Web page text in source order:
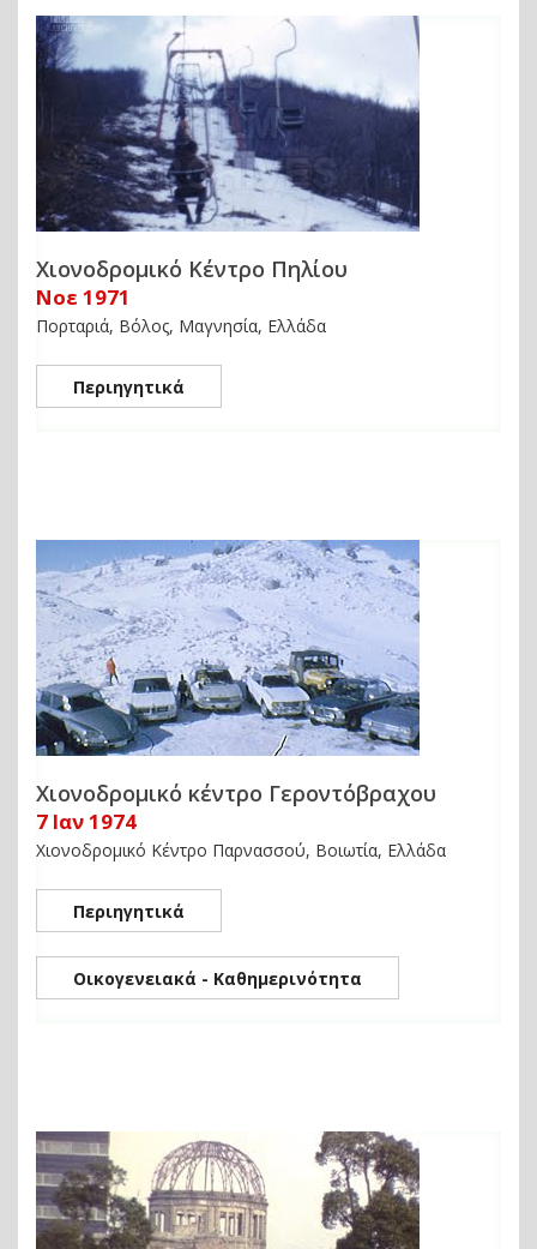
Χιονοδρομικό Κέντρο Πηλίου
Νοε 1971
Πορταριά, Βόλος, Μαγνησία, Ελλάδα
Περιηγητικά
Χιονοδρομικό κέντρο Γεροντόβραχου
7 Ιαν 1974
Χιονοδρομικό Κέντρο Παρνασσού, Βοιωτία, Ελλάδα
Περιηγητικά
Οικογενειακά - Καθημερινότητα